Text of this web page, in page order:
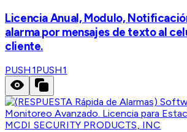
Licencia Anual, Modulo,
alarma por mensajes de texto al
cliente.
PUSH1PUSH1
MCDI SECURITY PRODUCTS, INC